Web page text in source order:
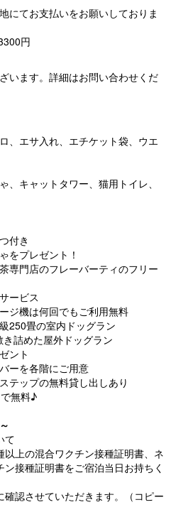
にてお支払いをお願いしておりま
円
います。詳細はお問い合わせくだ
、エサ入れ、エチケット袋、ウエ
、キャットタワー、猫用トイレ、
付き
をプレゼント！
専門店のフレーバーティのフリー
ービス
ジ機は何回でもご利用無料
250畳の室内ドッグラン
き詰めた屋外ドッグラン
ント
ーを各階にご用意
テップの無料貸し出しあり
無料♪
て
以上の混合ワクチン接種証明書、ネ
接種証明書をご宿泊当日お持ちく
認させていただきます。（コピー